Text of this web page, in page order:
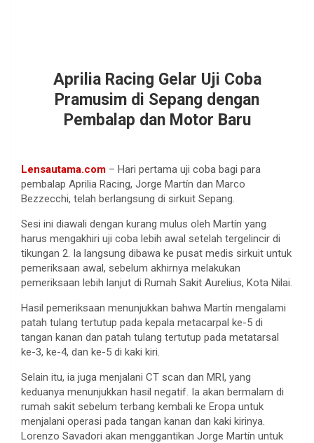
Aprilia Racing Gelar Uji Coba
Pramusim di Sepang dengan
Pembalap dan Motor Baru
Lensautama.com – Hari pertama uji coba bagi para
pembalap Aprilia Racing, Jorge Martín dan Marco
Bezzecchi, telah berlangsung di sirkuit Sepang.
Sesi ini diawali dengan kurang mulus oleh Martín yang
harus mengakhiri uji coba lebih awal setelah tergelincir di
tikungan 2. Ia langsung dibawa ke pusat medis sirkuit untuk
pemeriksaan awal, sebelum akhirnya melakukan
pemeriksaan lebih lanjut di Rumah Sakit Aurelius, Kota Nilai.
Hasil pemeriksaan menunjukkan bahwa Martín mengalami
patah tulang tertutup pada kepala metacarpal ke-5 di
tangan kanan dan patah tulang tertutup pada metatarsal
ke-3, ke-4, dan ke-5 di kaki kiri.
Selain itu, ia juga menjalani CT scan dan MRI, yang
keduanya menunjukkan hasil negatif. Ia akan bermalam di
rumah sakit sebelum terbang kembali ke Eropa untuk
menjalani operasi pada tangan kanan dan kaki kirinya.
Lorenzo Savadori akan menggantikan Jorge Martín untuk